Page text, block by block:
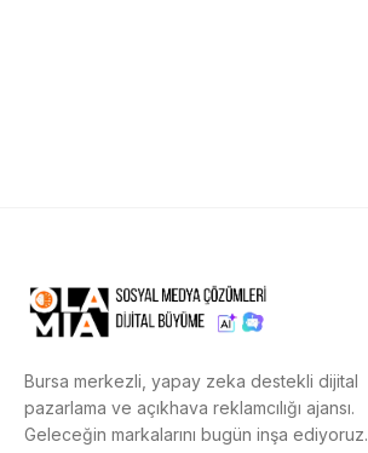
Bursa merkezli, yapay zeka destekli dijital
pazarlama ve açıkhava reklamcılığı ajansı.
Geleceğin markalarını bugün inşa ediyoruz.